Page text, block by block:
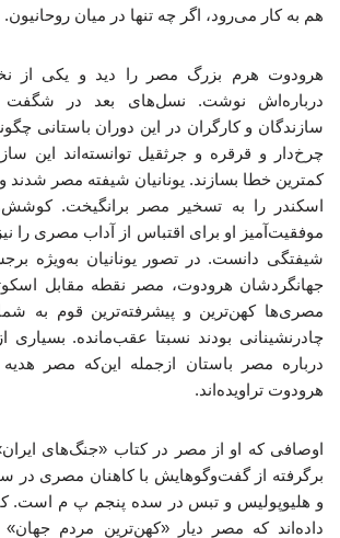
هم به کار می‌رود، اگر چه تنها در میان روحانیون.
هرودوت هرم بزرگ مصر را دید و یکی از
درباره‌اش نوشت. نسل‌های بعد در شگفت
سازندگان و کارگران در این دوران باستانی
چرخ‌دار و قرقره و جرثقیل توانسته‌اند این
کمترین خطا بسازند. یونانیان شیفته مصر شدند
اسکندر را به تسخیر مصر برانگیخت.
موفقیت‌آمیز او برای اقتباس از آداب مصری را
شیفتگی دانست. در تصور یونانیان به‌ویژه
جهانگردشان هرودوت، مصر نقطه مقابل
مصری‌ها کهن‌ترین و پیشرفته‌ترین قوم به
چادرنشینانی بودند نسبتا عقب‌مانده. بسیاری
درباره مصر باستان ازجمله این‌که مصر
هرودوت تراویده‌اند.
اوصافی که او از مصر در کتاب «جنگ‌های
برگرفته از گفت‌وگوهایش با کاهنان مصری
و هلیوپولیس و تبس در سده پنجم پ م است.
داده‌اند که مصر دیار «کهن‌ترین مردم